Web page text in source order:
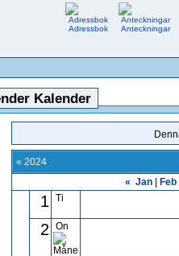
Adressbok
Anteckningar
Kalender
« 2024
« Jan| Feb
1 Ti
2 On